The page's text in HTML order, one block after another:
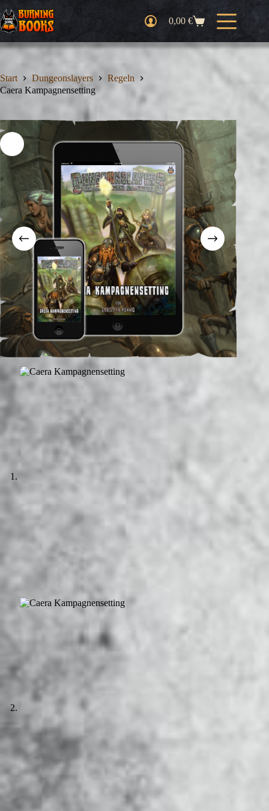
Inhalt
springen
Warenkorb
0,00€
Start Dungeonslayers
Regeln
Caera Kampagnensetting